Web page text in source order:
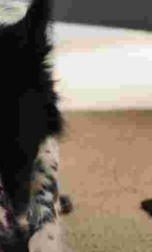
Twitter